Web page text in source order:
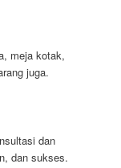
meja kotak,
juga.
dan
dan sukses.